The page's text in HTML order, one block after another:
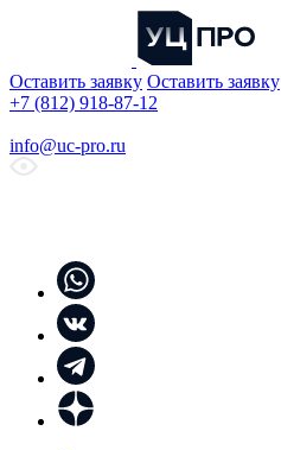
Оставить заявку Оставить заявку
+7 (812) 918-87-12
info@uc-pro.ru